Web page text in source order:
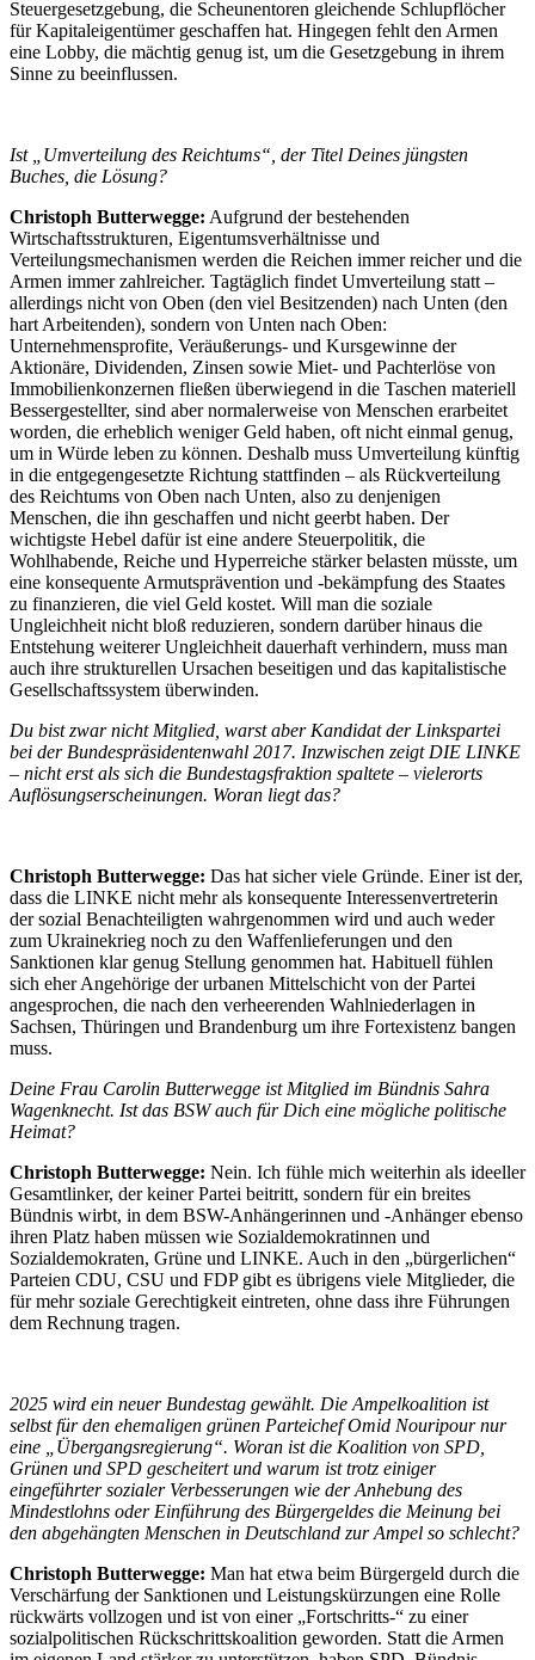
Steuergesetzgebung, die Scheunentoren gleichende Schlupflöcher
für Kapitaleigentümer geschaffen hat. Hingegen fehlt den Armen
eine Lobby, die mächtig genug ist, um die Gesetzgebung in ihrem
Sinne zu beeinflussen.
Ist „Umverteilung des Reichtums“, der Titel Deines jüngsten
Buches, die Lösung?
Christoph Butterwegge: Aufgrund der bestehenden
Wirtschaftsstrukturen, Eigentumsverhältnisse und
Verteilungsmechanismen werden die Reichen immer reicher und die
Armen immer zahlreicher. Tagtäglich findet Umverteilung statt –
allerdings nicht von Oben (den viel Besitzenden) nach Unten (den
hart Arbeitenden), sondern von Unten nach Oben:
Unternehmensprofite, Veräußerungs- und Kursgewinne der
Aktionäre, Dividenden, Zinsen sowie Miet- und Pachterlöse von
Immobilienkonzernen fließen überwiegend in die Taschen materiell
Bessergestellter, sind aber normalerweise von Menschen erarbeitet
worden, die erheblich weniger Geld haben, oft nicht einmal genug,
um in Würde leben zu können. Deshalb muss Umverteilung künftig
in die entgegengesetzte Richtung stattfinden – als Rückverteilung
des Reichtums von Oben nach Unten, also zu denjenigen
Menschen, die ihn geschaffen und nicht geerbt haben. Der
wichtigste Hebel dafür ist eine andere Steuerpolitik, die
Wohlhabende, Reiche und Hyperreiche stärker belasten müsste, um
eine konsequente Armutsprävention und -bekämpfung des Staates
zu finanzieren, die viel Geld kostet. Will man die soziale
Ungleichheit nicht bloß reduzieren, sondern darüber hinaus die
Entstehung weiterer Ungleichheit dauerhaft verhindern, muss man
auch ihre strukturellen Ursachen beseitigen und das kapitalistische
Gesellschaftssystem überwinden.
Du bist zwar nicht Mitglied, warst aber Kandidat der Linkspartei
bei der Bundespräsidentenwahl 2017. Inzwischen zeigt DIE LINKE
– nicht erst als sich die Bundestagsfraktion spaltete – vielerorts
Auflösungserscheinungen. Woran liegt das?
Christoph Butterwegge: Das hat sicher viele Gründe. Einer ist der,
dass die LINKE nicht mehr als konsequente Interessenvertreterin
der sozial Benachteiligten wahrgenommen wird und auch weder
zum Ukrainekrieg noch zu den Waffenlieferungen und den
Sanktionen klar genug Stellung genommen hat. Habituell fühlen
sich eher Angehörige der urbanen Mittelschicht von der Partei
angesprochen, die nach den verheerenden Wahlniederlagen in
Sachsen, Thüringen und Brandenburg um ihre Fortexistenz bangen
muss.
Deine Frau Carolin Butterwegge ist Mitglied im Bündnis Sahra
Wagenknecht. Ist das BSW auch für Dich eine mögliche politische
Heimat?
Christoph Butterwegge: Nein. Ich fühle mich weiterhin als ideeller
Gesamtlinker, der keiner Partei beitritt, sondern für ein breites
Bündnis wirbt, in dem BSW-Anhängerinnen und -Anhänger ebenso
ihren Platz haben müssen wie Sozialdemokratinnen und
Sozialdemokraten, Grüne und LINKE. Auch in den „bürgerlichen“
Parteien CDU, CSU und FDP gibt es übrigens viele Mitglieder, die
für mehr soziale Gerechtigkeit eintreten, ohne dass ihre Führungen
dem Rechnung tragen.
2025 wird ein neuer Bundestag gewählt. Die Ampelkoalition ist
selbst für den ehemaligen grünen Parteichef Omid Nouripour nur
eine „Übergangsregierung“. Woran ist die Koalition von SPD,
Grünen und SPD gescheitert und warum ist trotz einiger
eingeführter sozialer Verbesserungen wie der Anhebung des
Mindestlohns oder Einführung des Bürgergeldes die Meinung bei
den abgehängten Menschen in Deutschland zur Ampel so schlecht?
Christoph Butterwegge: Man hat etwa beim Bürgergeld durch die
Verschärfung der Sanktionen und Leistungskürzungen eine Rolle
rückwärts vollzogen und ist von einer „Fortschritts-“ zu einer
sozialpolitischen Rückschrittskoalition geworden. Statt die Armen